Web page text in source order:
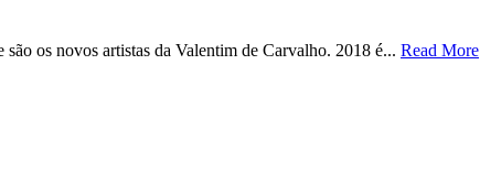
os novos artistas da Valentim de Carvalho. 2018 é... Read More